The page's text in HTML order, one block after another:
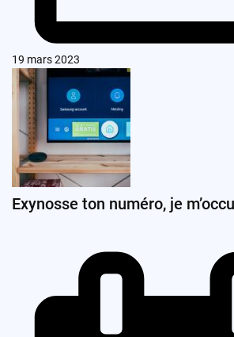
19 mars 2023
Exynosse ton numéro, je